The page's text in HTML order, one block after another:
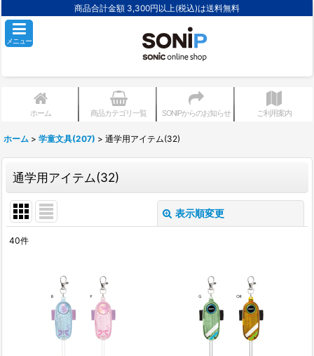
商品合計金額 3,300円以上(税込)は送料無料
メニュー
ホーム 商品カテゴリ一覧 SONIPからのお知らせ ご利用案内
ホーム > 学童文具(207) > 通学用アイテム(32)
通学用アイテム(32)
表示順変更
:
40件